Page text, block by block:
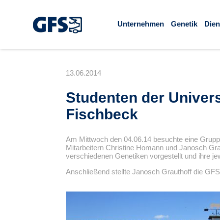
Unternehmen Genetik
13.06.2014
Studenten der
Fischbeck
Am Mittwoch den 04.06.14 besuchte eine
Mitarbeitern Christine Homann und Janosch
verschiedenen Genetiken vorgestellt und ihre
Anschließend stellte Janosch Grauthoff die